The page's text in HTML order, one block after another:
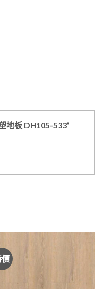
地板 DH105-533”
價